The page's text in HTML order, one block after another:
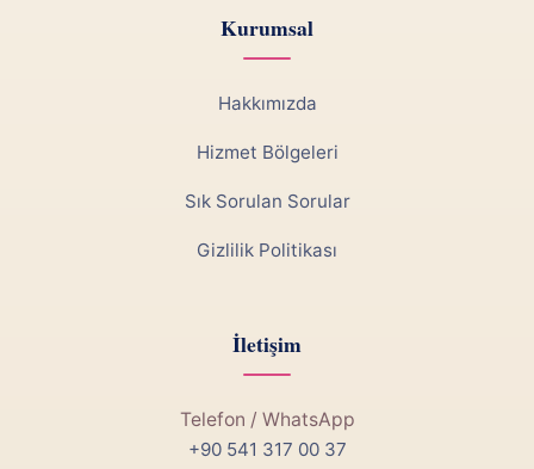
Kurumsal
Hakkımızda
Hizmet Bölgeleri
Sık Sorulan Sorular
Gizlilik Politikası
İletişim
Telefon / WhatsApp
+90 541 317 00 37